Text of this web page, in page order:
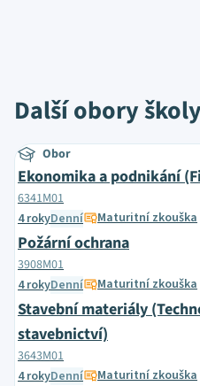
Další obory školy
Obor
Ekonomika a podnikání
6341M01
4 rokyDenní Maturitní zkouška
Požární ochrana
3908M01
4 rokyDenní Maturitní zkouška
Stavební materiály
stavebnictví)
3643M01
4 rokyDenní Maturitní zkouška